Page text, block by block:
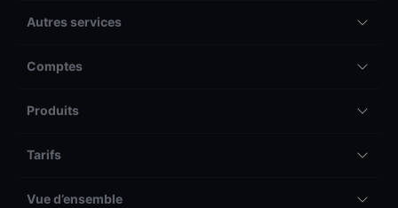
Autres services
Comptes
Produits
Tarifs
Vue d’ensemble